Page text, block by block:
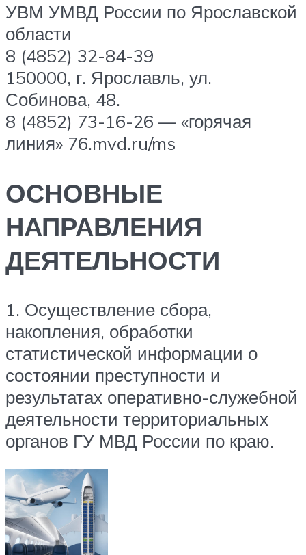
УВМ УМВД России по Ярославской
области
8 (4852) 32-84-39
150000, г. Ярославль, ул.
Собинова, 48.
8 (4852) 73-16-26 — «горячая
линия» 76.mvd.ru/ms
ОСНОВНЫЕ
НАПРАВЛЕНИЯ
ДЕЯТЕЛЬНОСТИ
1. Осуществление сбора,
накопления, обработки
статистической информации о
состоянии преступности и
результатах оперативно-служебной
деятельности территориальных
органов ГУ МВД России по краю.